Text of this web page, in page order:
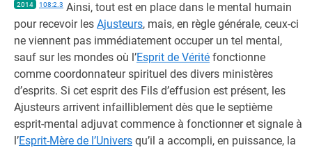
2014 108:2.3 Ainsi, tout est en place dans le mental humain
pour recevoir les Ajusteurs, mais, en règle générale, ceux-ci
ne viennent pas immédiatement occuper un tel mental,
sauf sur les mondes où l’Esprit de Vérité fonctionne
comme coordonnateur spirituel des divers ministères
d’esprits. Si cet esprit des Fils d’effusion est présent, les
Ajusteurs arrivent infailliblement dès que le septième
esprit-mental adjuvat commence à fonctionner et signale à
l’Esprit-Mère de l’Univers qu’il a accompli, en puissance, la